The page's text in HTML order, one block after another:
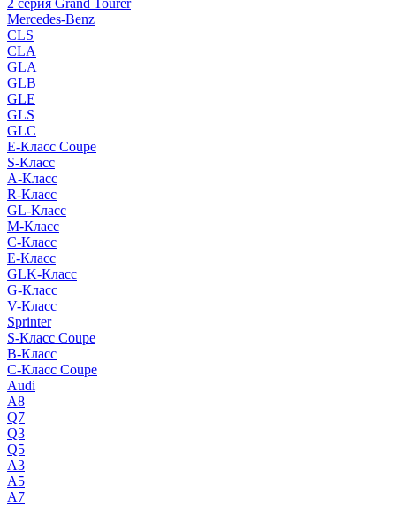
2 серия Grand Tourer
Mercedes-Benz
CLS
CLA
GLA
GLB
GLE
GLS
GLC
E-Класс Coupe
S-Класс
A-Класс
R-Класс
GL-Класс
M-Класс
C-Класс
E-Класс
GLK-Класс
G-Класс
V-Класс
Sprinter
S-Класс Сoupe
B-Класс
C-Класс Coupe
Audi
A8
Q7
Q3
Q5
A3
A5
A7